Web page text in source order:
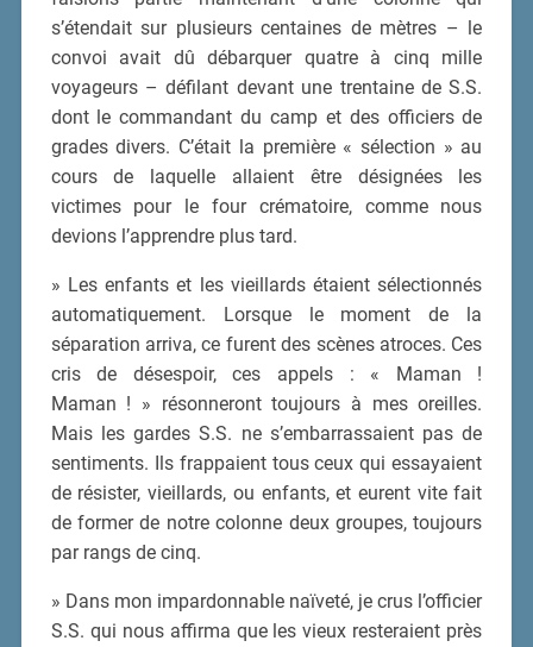
s’étendait sur plusieurs centaines de mètres – le
convoi avait dû débarquer quatre à cinq mille
voyageurs – défilant devant une trentaine de S.S.
dont le commandant du camp et des officiers de
grades divers. C’était la première « sélection » au
cours de laquelle allaient être désignées les
victimes pour le four crématoire, comme nous
devions l’apprendre plus tard.
» Les enfants et les vieillards étaient sélectionnés
automatiquement. Lorsque le moment de la
séparation arriva, ce furent des scènes atroces. Ces
cris de désespoir, ces appels : « Maman !
Maman ! » résonneront toujours à mes oreilles.
Mais les gardes S.S. ne s’embarrassaient pas de
sentiments. Ils frappaient tous ceux qui essayaient
de résister, vieillards, ou enfants, et eurent vite fait
de former de notre colonne deux groupes, toujours
par rangs de cinq.
» Dans mon impardonnable naïveté, je crus l’officier
S.S. qui nous affirma que les vieux resteraient près